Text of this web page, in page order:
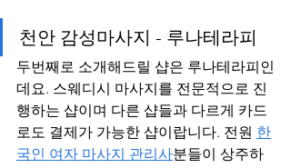
천안 감성마사지 - 루나테라피
두번째로 소개해드릴 샵은 루나테라피인
데요. 스웨디시 마사지를 전문적으로 진
행하는 샵이며 다른 샵들과 다르게 카드
로도 결제가 가능한 샵이랍니다. 전원 한
국인 여자 마사지 관리사분들이 상주하